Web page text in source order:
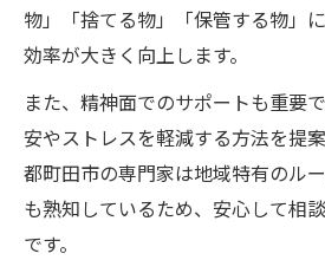
物」「捨てる物」「保管する物」
効率が大きく向上します。
また、精神面でのサポートも重要
安やストレスを軽減する方法を提
都町田市の専門家は地域特有のル
も熟知しているため、安心して相
です。